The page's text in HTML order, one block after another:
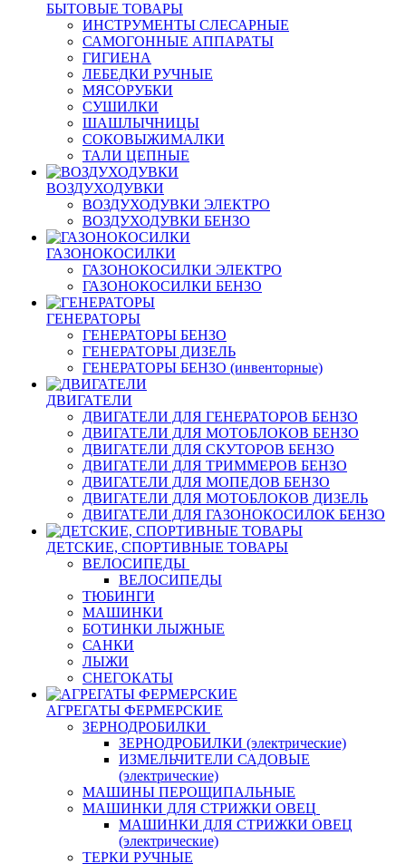
БЫТОВЫЕ ТОВАРЫ
ИНСТРУМЕНТЫ СЛЕСАРНЫЕ
САМОГОННЫЕ АППАРАТЫ
ГИГИЕНА
ЛЕБЕДКИ РУЧНЫЕ
МЯСОРУБКИ
СУШИЛКИ
ШАШЛЫЧНИЦЫ
СОКОВЫЖИМАЛКИ
ТАЛИ ЦЕПНЫЕ
ВОЗДУХОДУВКИ
ВОЗДУХОДУВКИ ЭЛЕКТРО
ВОЗДУХОДУВКИ БЕНЗО
ГАЗОНОКОСИЛКИ
ГАЗОНОКОСИЛКИ ЭЛЕКТРО
ГАЗОНОКОСИЛКИ БЕНЗО
ГЕНЕРАТОРЫ
ГЕНЕРАТОРЫ БЕНЗО
ГЕНЕРАТОРЫ ДИЗЕЛЬ
ГЕНЕРАТОРЫ БЕНЗО (инвенторные)
ДВИГАТЕЛИ
ДВИГАТЕЛИ ДЛЯ ГЕНЕРАТОРОВ БЕНЗО
ДВИГАТЕЛИ ДЛЯ МОТОБЛОКОВ БЕНЗО
ДВИГАТЕЛИ ДЛЯ СКУТОРОВ БЕНЗО
ДВИГАТЕЛИ ДЛЯ ТРИММЕРОВ БЕНЗО
ДВИГАТЕЛИ ДЛЯ МОПЕДОВ БЕНЗО
ДВИГАТЕЛИ ДЛЯ МОТОБЛОКОВ ДИЗЕЛЬ
ДВИГАТЕЛИ ДЛЯ ГАЗОНОКОСИЛОК БЕНЗО
ДЕТСКИЕ, СПОРТИВНЫЕ ТОВАРЫ
ВЕЛОСИПЕДЫ
ВЕЛОСИПЕДЫ
ТЮБИНГИ
МАШИНКИ
БОТИНКИ ЛЫЖНЫЕ
САНКИ
ЛЫЖИ
СНЕГОКАТЫ
АГРЕГАТЫ ФЕРМЕРСКИЕ
ЗЕРНОДРОБИЛКИ
ЗЕРНОДРОБИЛКИ (электрические)
ИЗМЕЛЬЧИТЕЛИ САДОВЫЕ
(электрические)
МАШИНЫ ПЕРОЩИПАЛЬНЫЕ
МАШИНКИ ДЛЯ СТРИЖКИ ОВЕЦ
МАШИНКИ ДЛЯ СТРИЖКИ ОВЕЦ
(электрические)
ТЕРКИ РУЧНЫЕ